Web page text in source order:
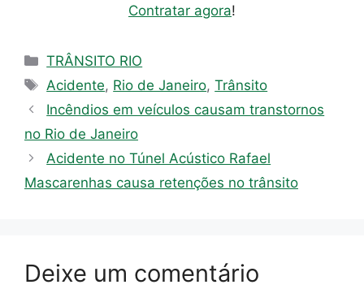
Contratar agora!
Categorias
TRÂNSITO RIO
Tags
Acidente, Rio de Janeiro,Trânsito
Incêndios em veículos causam transtornos
no Rio de Janeiro
Acidente no Túnel Acústico Rafael
Mascarenhas causa retenções no trânsito
Deixe um comentário